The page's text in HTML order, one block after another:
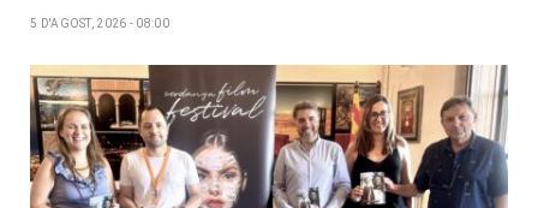
5 D'AGOST, 2026 - 08:00